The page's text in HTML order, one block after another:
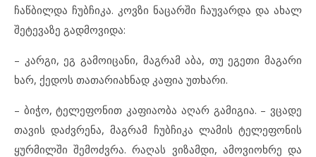
ჩაწბილდა ჩუბჩიკა. კოვზი ნაცარში ჩაუვარდა და ახალ
შეტევაზე გადმოვიდა:
– კარგი, ეგ გამოიცანი, მაგრამ აბა, თუ ეგეთი მაგარი
ხარ, ქედოს თათარიახნად კაფია უთხარი.
– ბიჭო, ტელეფონით კაფიაობა აღარ გამიგია. – ვცადე
თავის დაძვრენა, მაგრამ ჩუბჩიკა ლამის ტელეფონის
ყურმილში შემოძვრა. რაღას ვიზამდი, ამოვიოხრე და